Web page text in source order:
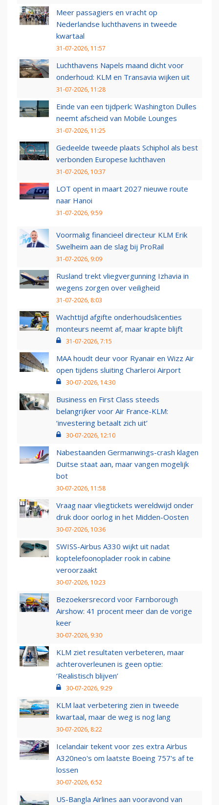
Meer passagiers en vracht op
Nederlandse luchthavens in tweede
kwartaal
31-07-2026, 11:57
Luchthavens Napels maand dicht voor
onderhoud: KLM en Transavia wijken uit
31-07-2026, 11:28
Einde van een tijdperk: Washington Dulles
neemt afscheid van Mobile Lounges
31-07-2026, 11:25
Gedeelde tweede plaats Schiphol als best
verbonden Europese luchthaven
31-07-2026, 10:37
LOT opent in maart 2027 nieuwe route
naar Hanoi
31-07-2026, 9:59
Voormalig financieel directeur KLM Erik
Swelheim aan de slag bij ProRail
31-07-2026, 9:09
Rusland trekt vliegvergunning Izhavia in
wegens zorgen over veiligheid
31-07-2026, 8:03
Wachttijd afgifte onderhoudslicenties
monteurs neemt af, maar krapte blijft
31-07-2026, 7:15
MAA houdt deur voor Ryanair en Wizz Air
open tijdens sluiting Charleroi Airport
30-07-2026, 14:30
Business en First Class steeds
belangrijker voor Air France-KLM:
‘investering betaalt zich uit’
30-07-2026, 12:10
Nabestaanden Germanwings-crash klagen
Duitse staat aan, maar vangen mogelijk
bot
30-07-2026, 11:58
Vraag naar vliegtickets wereldwijd onder
druk door oorlog in het Midden-Oosten
30-07-2026, 10:36
SWISS-Airbus A330 wijkt uit nadat
koptelefoonoplader rook in cabine
veroorzaakt
30-07-2026, 10:23
Bezoekersrecord voor Farnborough
Airshow: 41 procent meer dan de vorige
keer
30-07-2026, 9:30
KLM ziet resultaten verbeteren, maar
achteroverleunen is geen optie:
‘Realistisch blijven’
30-07-2026, 9:29
KLM laat verbetering zien in tweede
kwartaal, maar de weg is nog lang
30-07-2026, 8:22
Icelandair tekent voor zes extra Airbus
A320neo's om laatste Boeing 757's af te
lossen
30-07-2026, 6:52
US-Bangla Airlines aan vooravond van